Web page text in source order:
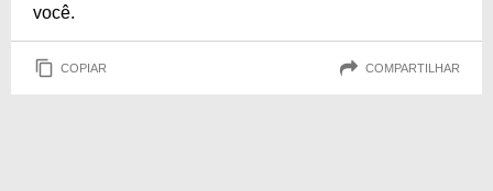
você.
COPIAR COMPARTILHAR